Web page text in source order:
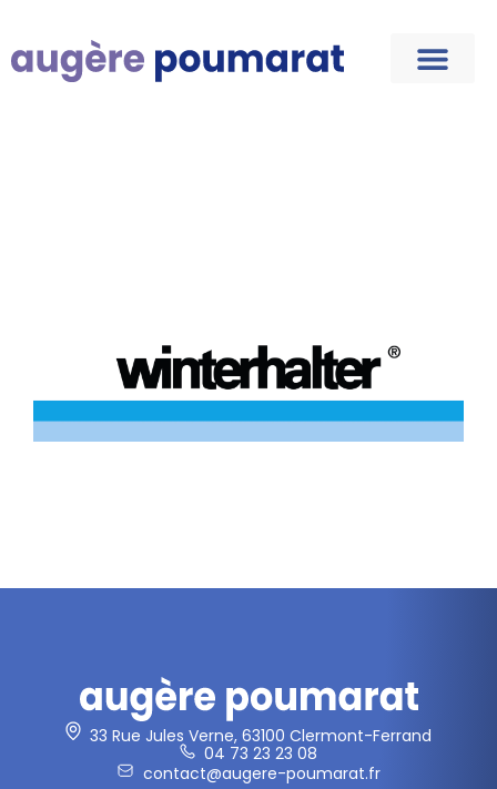
33 Rue Jules Verne, 63100 Clermont-Ferrand
04 73 23 23 08
contact@augere-poumarat.fr